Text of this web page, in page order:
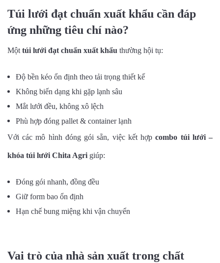
Túi lưới đạt chuẩn xuất khẩu cần đáp
ứng những tiêu chí nào?
Mộttúi lưới đạt chuẩn xuất khẩu thường hội tụ:
Độ bền kéo ổn định theo tải trọng thiết kế
Không biến dạng khi gặp lạnh sâu
Mắt lưới đều, không xô lệch
Phù hợp đóng pallet & container lạnh
Với các mô hình đóng gói sẵn, việc kết hợpcombo túi lưới –
khóa túi lưới Chita Agrigiúp:
Đóng gói nhanh, đồng đều
Giữ form bao ổn định
Hạn chế bung miệng khi vận chuyển
Vai trò của nhà sản xuất trong chất